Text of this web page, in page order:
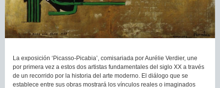
La exposición ‘Picasso-Picabia’, comisariada por Aurélie Verdier, une
por primera vez a estos dos artistas fundamentales del siglo XX a través
de un recorrido por la historia del arte moderno. El diálogo que se
establece entre sus obras mostrará los vínculos reales o imaginados